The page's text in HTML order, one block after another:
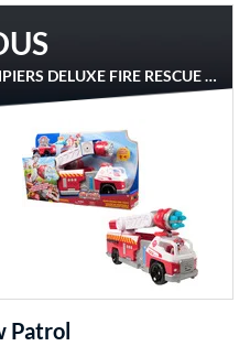
Spin Master CAMION DE POMPIERS DELUXE FIRE RESCUE La Pat' Patrouille, Jeu véhicule
Patrol